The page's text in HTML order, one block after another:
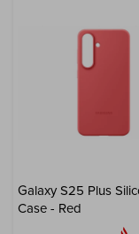
Galaxy S25 Plus
Case - Red